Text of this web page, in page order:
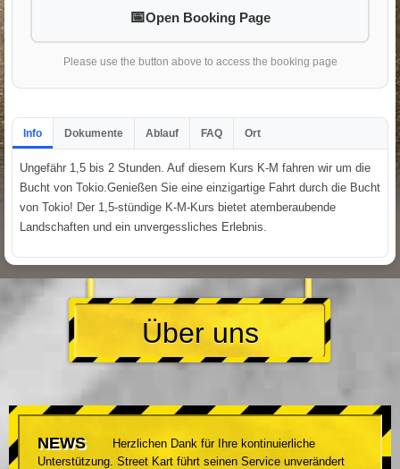
Open Booking Page
Please use the button above to access the booking page
Info Dokumente Ablauf FAQ Ort
Ungefähr 1,5 bis 2 Stunden. Auf diesem Kurs K-M fahren wir um die
Bucht von Tokio.Genießen Sie eine einzigartige Fahrt durch die Bucht
von Tokio! Der 1,5-stündige K-M-Kurs bietet atemberaubende
Landschaften und ein unvergessliches Erlebnis.
Über uns
NEWS
Herzlichen Dank für Ihre kontinuierliche
Unterstützung. Street Kart führt seinen Service unverändert